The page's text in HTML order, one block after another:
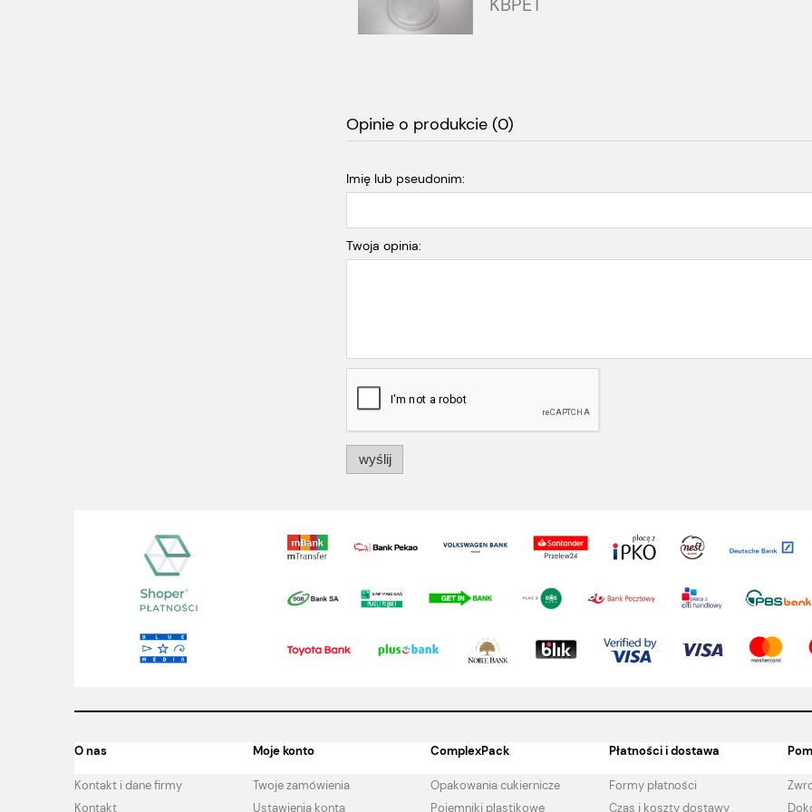
KBPET
Opinie o produkcie (0)
Imię lub pseudonim:
Twoja opinia:
wyślij
O nas
Kontakt i dane firmy
Kontakt
Moje konto
Twoje zamówienia
Ustawienia konta
ComplexPack
Opakowania cukiernicze
Pojemniki plastikowe
Płatności i dostawa
Formy płatności
Czas i koszty dostawy